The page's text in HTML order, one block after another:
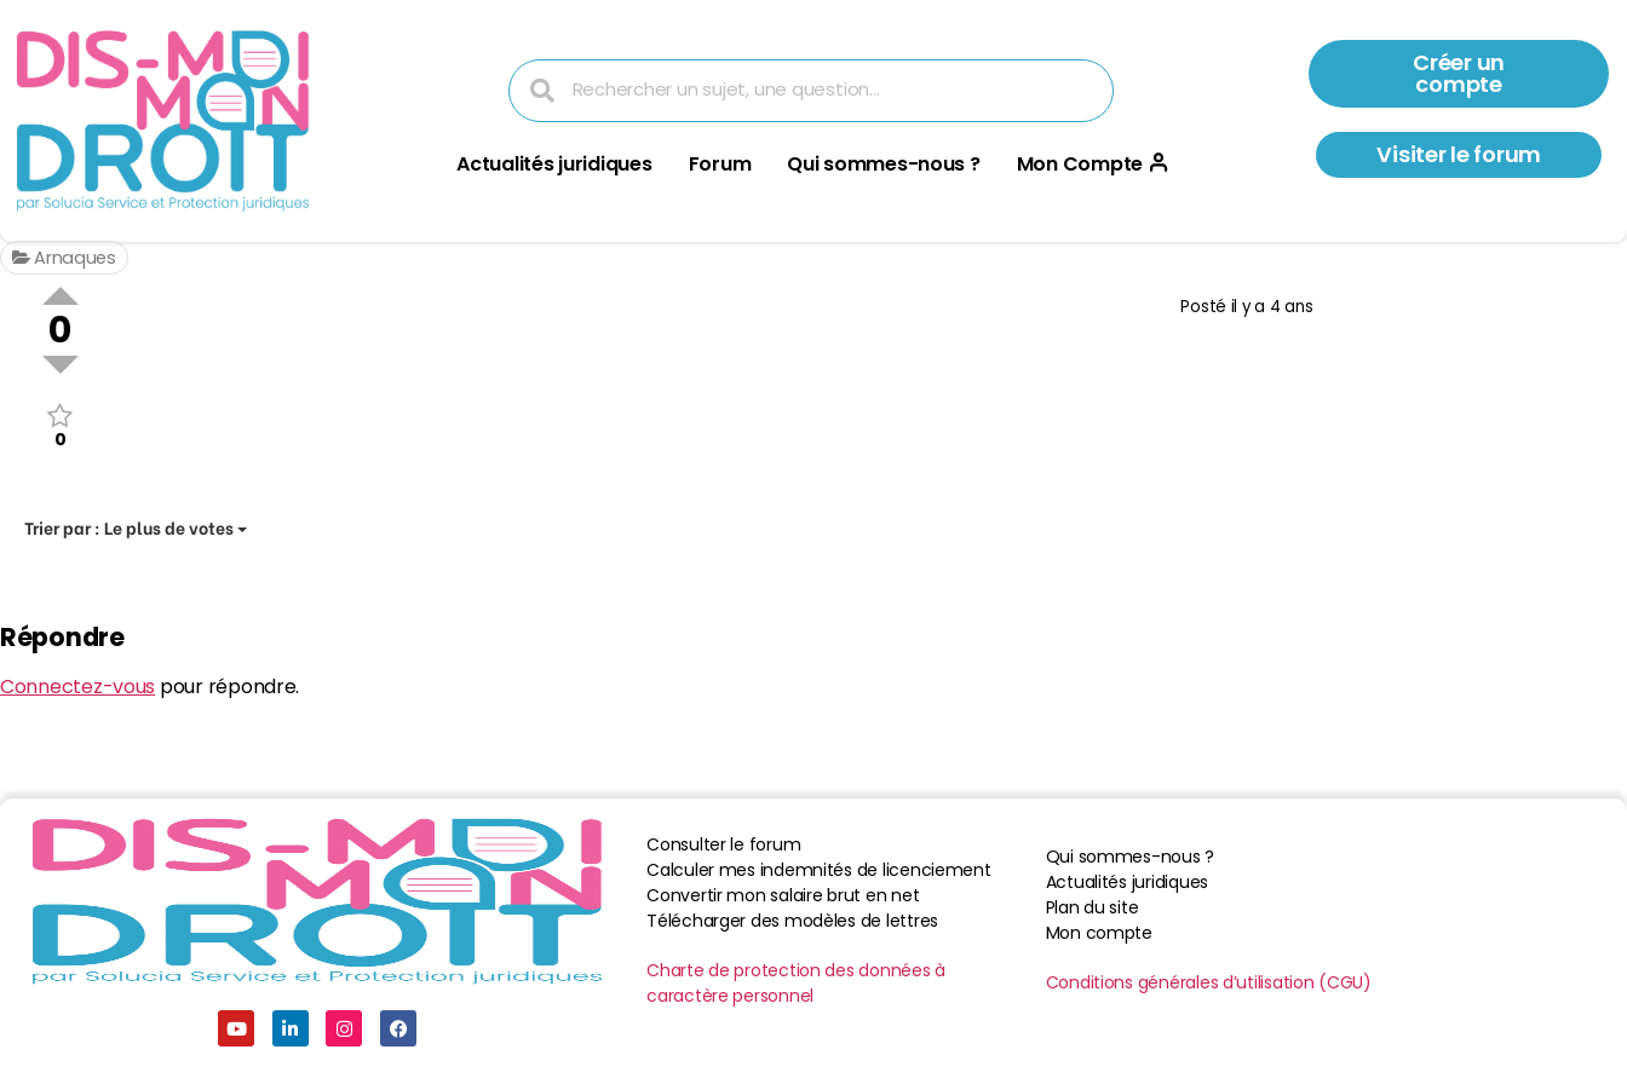
Actualités juridiques Forum Qui sommes-nous ? Mon Compte
Créer un
compte
Visiter le forum
Arnaques
0
0
Posté il y a 4 ans
Trier par :Le plus de votes
Répondre
Connectez-vous pour répondre.
Consulter le forum
Calculer mes indemnités de licenciement
Convertir mon salaire brut en net
Télécharger des modèles de lettres
Charte de protection des données à
caractère personnel
Qui sommes-nous ?
Actualités juridiques
Plan du site
Mon compte
Conditions générales d’utilisation (CGU)